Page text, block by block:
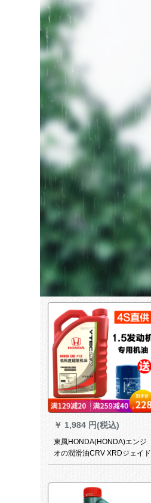
￥ 1,984 円(税込)
東風HONDA(HONDA)エンジ
オの潤滑油CRV XRDジェイド
思域兄瑞艾力紳士プリチナ原